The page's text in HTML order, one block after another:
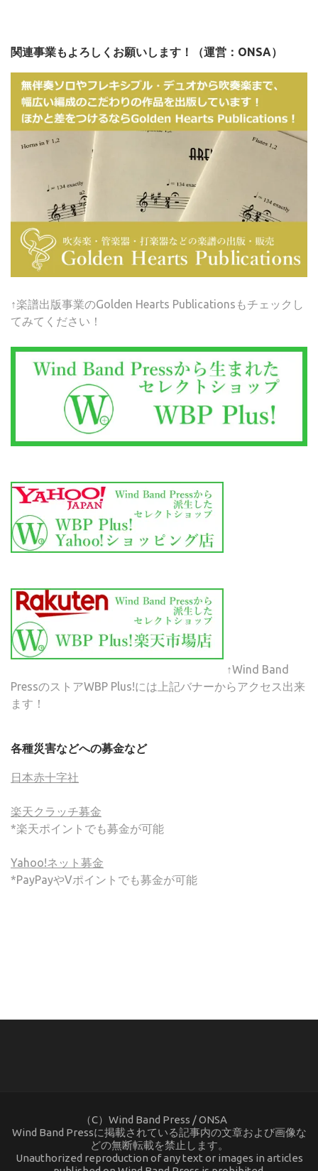
関連事業もよろしくお願いします！（運営：ONSA）
↑楽譜出版事業のGolden Hearts Publicationsもチェックし
てみてください！
↑Wind Band
PressのストアWBP Plus!には上記バナーからアクセス出来
ます！
各種災害などへの募金など
日本赤十字社
楽天クラッチ募金
*楽天ポイントでも募金が可能
Yahoo!ネット募金
*PayPayやVポイントでも募金が可能
（C）Wind Band Press / ONSA
Wind Band Pressに掲載されている記事内の文章および画像な
どの無断転載を禁止します。
Unauthorized reproduction of any text or images in articles